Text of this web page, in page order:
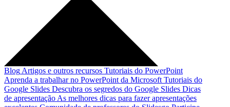
Blog Artigos e outros recursos Tutoriais do PowerPoint
Aprenda a trabalhar no PowerPoint da Microsoft Tutoriais do
Google Slides Descubra os segredos do Google Slides Dicas
de apresentação As melhores dicas para fazer apresentações